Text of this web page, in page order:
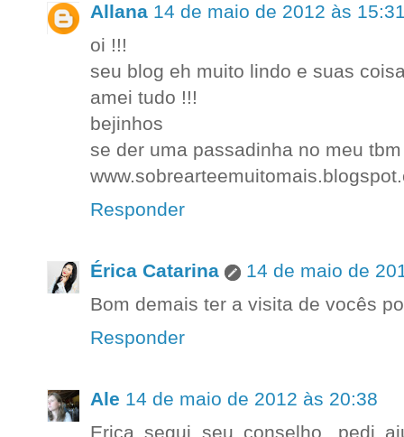
Allana 14 de maio de 2012 às
oi !!!
seu blog eh muito lindo e suas
amei tudo !!!
bejinhos
se der uma passadinha no meu
Responder
Érica Catarina
14 de maio de
Bom demais ter a visita de vocês
Responder
Ale 14 de maio de 2012 às 20:38
Erica segui seu conselho, pedi